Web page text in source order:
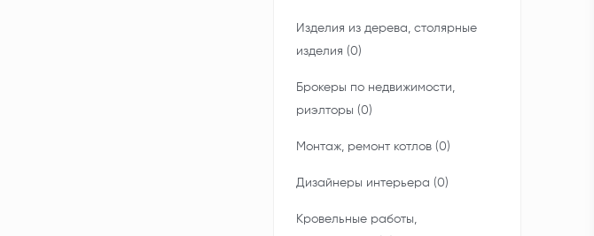
Изделия из дерева, столярные
изделия (0)
Брокеры по недвижимости,
риэлторы (0)
Монтаж, ремонт котлов (0)
Дизайнеры интерьера (0)
Кровельные работы,